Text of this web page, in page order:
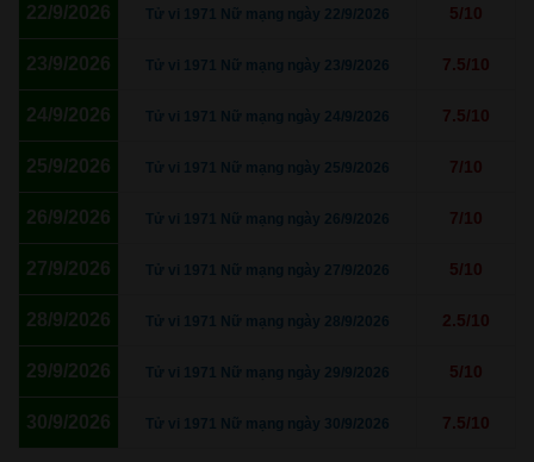
22/9/2026 Tử vi 1971 Nữ mạng ngày 22/9/2026 5/10
23/9/2026 Tử vi 1971 Nữ mạng ngày 23/9/2026 7.5/10
24/9/2026 Tử vi 1971 Nữ mạng ngày 24/9/2026 7.5/10
25/9/2026 Tử vi 1971 Nữ mạng ngày 25/9/2026 7/10
26/9/2026 Tử vi 1971 Nữ mạng ngày 26/9/2026 7/10
27/9/2026 Tử vi 1971 Nữ mạng ngày 27/9/2026 5/10
28/9/2026 Tử vi 1971 Nữ mạng ngày 28/9/2026 2.5/10
29/9/2026 Tử vi 1971 Nữ mạng ngày 29/9/2026 5/10
30/9/2026 Tử vi 1971 Nữ mạng ngày 30/9/2026 7.5/10